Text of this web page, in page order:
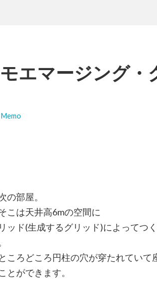
モエマージング・
Memo
の部屋。
こは天井高6mの空間に
ッド(生成するグリッド)によってつ
ころどころ円柱の穴が穿たれていて
とができます。